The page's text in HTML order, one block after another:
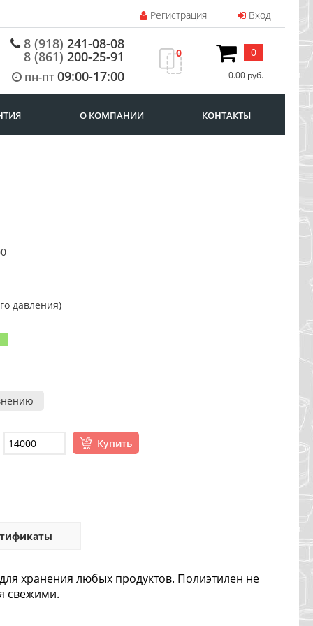
Регистрация Вход
8 (918) 241-08-08
8 (861) 200-25-91
пн-пт09:00-17:00
0 0
0.00 руб.
О КОМПАНИИ КОНТАКТЫ
давления)
Купить
хранения любых продуктов. Полиэтилен не
свежими.